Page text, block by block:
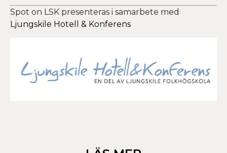
Spot on LSK presenteras i samarbete med
Ljungskile Hotell & Konferens